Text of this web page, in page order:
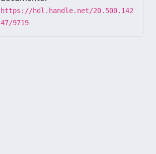
https://hdl.handle.net/20.500.142
47/9719